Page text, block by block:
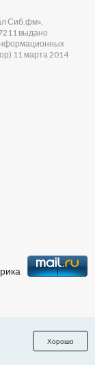
Сиб.фм».
выдано
11 марта 2014
Хорошо